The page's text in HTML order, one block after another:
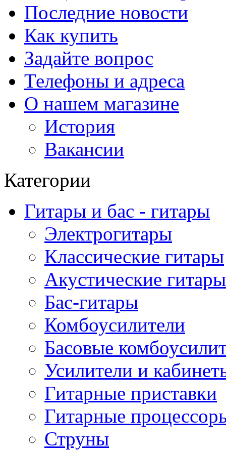
Последние новости
Как купить
Задайте вопрос
Телефоны и адреса
О нашем магазине
История
Вакансии
Категории
Гитары и бас - гитары
Электрогитары
Классические гитары
Акустические гитары
Бас-гитары
Комбоусилители
Басовые
Усилители и
Гитарные приставки
Гитарные
Струны